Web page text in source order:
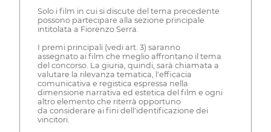
Solo i film in cui si discute del tema precedente
possono partecipare alla sezione principale
intitolata a Fiorenzo Serra.
I premi principali (vedi art. 3) saranno
assegnato ai film che meglio affrontano il tema
del concorso. La giuria, quindi, sarà chiamata a
valutare la rilevanza tematica, l'efficacia
comunicativa e registica espressa nella
dimensione narrativa ed estetica del film e ogni
altro elemento che riterrà opportuno
da considerare ai fini dell'identificazione dei
vincitori.